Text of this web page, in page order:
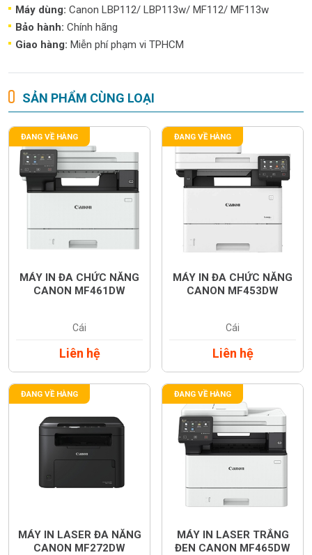
Máy dùng: Canon LBP112/ LBP113w/ MF112/ MF113w
Bảo hành: Chính hãng
Giao hàng: Miễn phí phạm vi TPHCM
SẢN PHẨM CÙNG LOẠI
ĐANG VỀ HÀNG
MÁY IN ĐA CHỨC NĂNG
CANON MF461DW
Cái
Liên hệ
ĐANG VỀ HÀNG
MÁY IN ĐA CHỨC NĂNG
CANON MF453DW
Cái
Liên hệ
ĐANG VỀ HÀNG
MÁY IN LASER ĐA NĂNG
CANON MF272DW
ĐANG VỀ HÀNG
MÁY IN LASER TRẮNG
ĐEN CANON MF465DW